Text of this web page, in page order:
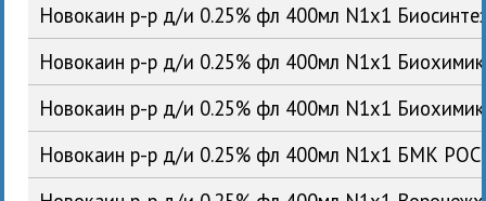
Новокаин р-р д/и 0.25% фл 400мл N1x1
Новокаин р-р д/и 0.25% фл 400мл N1x1
Новокаин р-р д/и 0.25% фл 400мл N1x1
Новокаин р-р д/и 0.25% фл 400мл N1x1 БМК РОС